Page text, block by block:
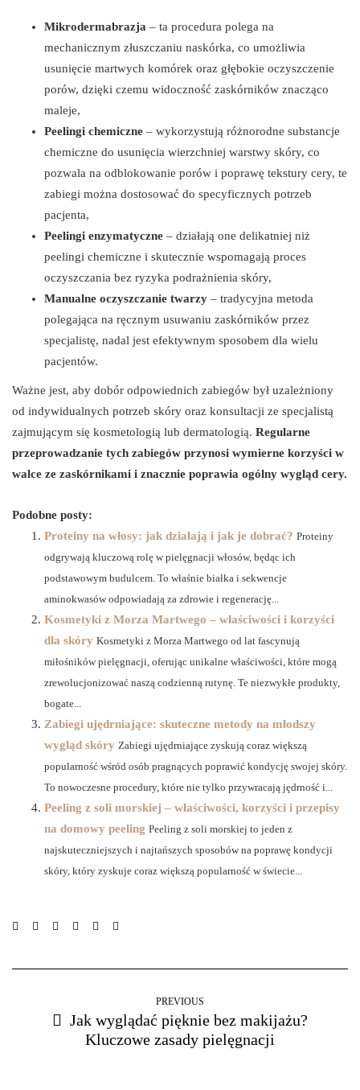
Mikrodermabrazja – ta procedura polega na
mechanicznym złuszczaniu naskórka, co umożliwia
usunięcie martwych komórek oraz głębokie oczyszczenie
porów, dzięki czemu widoczność zaskórników znacząco
maleje,
Peelingi chemiczne – wykorzystują różnorodne substancje
chemiczne do usunięcia wierzchniej warstwy skóry, co
pozwala na odblokowanie porów i poprawę tekstury cery, te
zabiegi można dostosować do specyficznych potrzeb
pacjenta,
Peelingi enzymatyczne – działają one delikatniej niż
peelingi chemiczne i skutecznie wspomagają proces
oczyszczania bez ryzyka podrażnienia skóry,
Manualne oczyszczanie twarzy – tradycyjna metoda
polegająca na ręcznym usuwaniu zaskórników przez
specjalistę, nadal jest efektywnym sposobem dla wielu
pacjentów.
Ważne jest, aby dobór odpowiednich zabiegów był uzależniony
od indywidualnych potrzeb skóry oraz konsultacji ze specjalistą
zajmującym się kosmetologią lub dermatologią. Regularne
przeprowadzanie tych zabiegów przynosi wymierne korzyści w
walce ze zaskórnikami i znacznie poprawia ogólny wygląd cery.
Podobne posty:
Proteiny na włosy: jak działają i jak je dobrać? Proteiny
odgrywają kluczową rolę w pielęgnacji włosów, będąc ich
podstawowym budulcem. To właśnie białka i sekwencje
aminokwasów odpowiadają za zdrowie i regenerację...
Kosmetyki z Morza Martwego – właściwości i korzyści
dla skóry Kosmetyki z Morza Martwego od lat fascynują
miłośników pielęgnacji, oferując unikalne właściwości, które mogą
zrewolucjonizować naszą codzienną rutynę. Te niezwykłe produkty,
bogate...
Zabiegi ujędrniające: skuteczne metody na młodszy
wygląd skóry Zabiegi ujędrniające zyskują coraz większą
popularność wśród osób pragnących poprawić kondycję swojej skóry.
To nowoczesne procedury, które nie tylko przywracają jędrność i...
Peeling z soli morskiej – właściwości, korzyści i przepisy
na domowy peeling Peeling z soli morskiej to jeden z
najskuteczniejszych i najtańszych sposobów na poprawę kondycji
skóry, który zyskuje coraz większą popularność w świecie...
PREVIOUS
Jak wyglądać pięknie bez makijażu?
Kluczowe zasady pielęgnacji